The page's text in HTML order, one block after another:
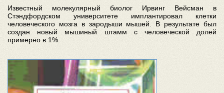
Известный молекулярный биолог Ирвинг Вейсман в
Стэндфордском университете имплантировал клетки
человеческого мозга в зародыши мышей. В результате был
создан новый мышиный штамм с человеческой долей
примерно в 1%.